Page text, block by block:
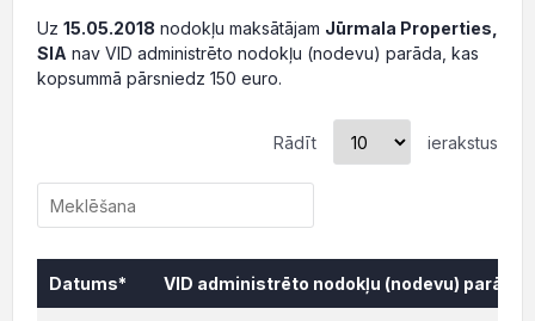
Uz 15.05.2018 nodokļu maksātājam Jūrmala Properties,
SIA nav VID administrēto nodokļu (nodevu) parāda, kas
kopsummā pārsniedz 150 euro.
Rādīt ierakstus
Datums*
VID administrēto nodokļu (nodevu) parāds,